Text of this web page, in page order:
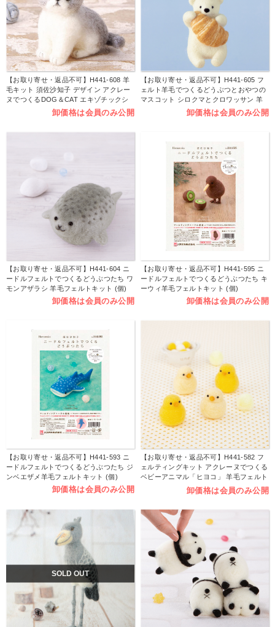
【お取り寄せ・返品不可】H441-608 羊
毛キット 須佐沙知子 デザイン アクレー
ヌでつくるDOG＆CAT エキゾチックシ
ョートヘア (個)卸価格は会員のみ公開
【お取り寄せ・返品不可】H441-605 フ
ェルト羊毛でつくるどうぶつとおやつの
マスコット シロクマとクロワッサン 羊
毛フェルトキット (個)卸価格は会員のみ公開
【お取り寄せ・返品不可】H441-604 ニ
ードルフェルトでつくるどうぶつたち ワ
モンアザラシ 羊毛フェルトキット (個)
卸価格は会員のみ公開
【お取り寄せ・返品不可】H441-595 ニ
ードルフェルトでつくるどうぶつたち キ
ーウィ羊毛フェルトキット (個)
卸価格は会員のみ公開
【お取り寄せ・返品不可】H441-593 ニ
ードルフェルトでつくるどうぶつたち ジ
ンベエザメ羊毛フェルトキット (個)
卸価格は会員のみ公開
【お取り寄せ・返品不可】H441-582 フ
ェルティングキット アクレーヌでつくる
ベビーアニマル「ヒヨコ」 羊毛フェルト
卸価格は会員のみ公開
SOLD OUT